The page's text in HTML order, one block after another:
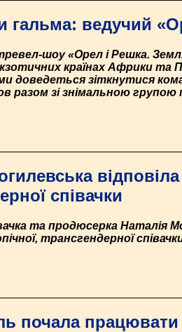
гальма: ведучий
шоу «Орел і Решка.
країнах Африки та
доведеться зіткнутися
разом зі знімальною
співачки
та продюсерка Наталія
трансгендерної
почала